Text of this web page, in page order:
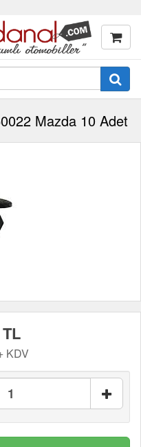
Mazda 10 Adet
KDV